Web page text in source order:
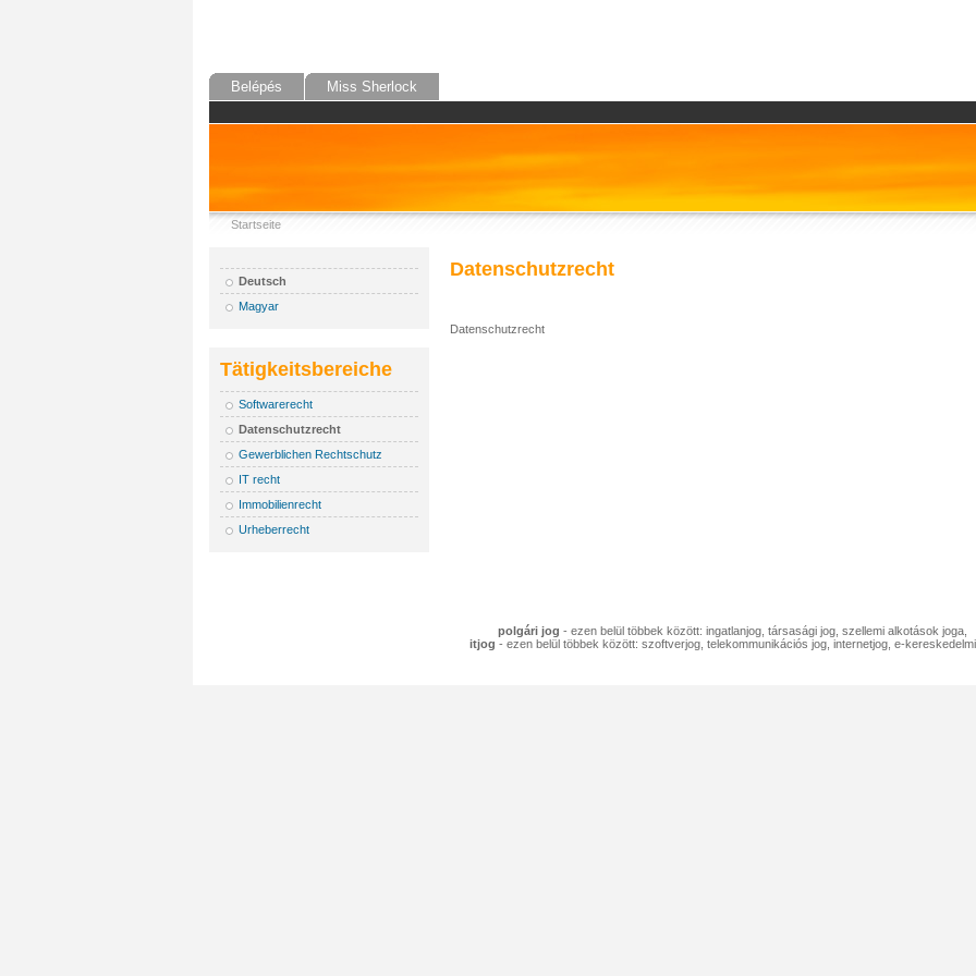
Belépés Miss Sherlock
Startseite
Deutsch
Magyar
Tätigkeitsbereiche
Softwarerecht
Datenschutzrecht
Gewerblichen Rechtschutz
IT recht
Immobilienrecht
Urheberrecht
Datenschutzrecht
Datenschutzrecht
polgári jog - ezen belül többek között: ingatlanjog, társasági jog, szellemi alkotások joga,
itjog - ezen belül többek között: szoftverjog, telekommunikációs jog, internetjog, e-